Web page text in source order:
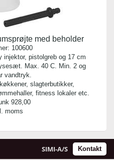
med beholder
100600
injektor, pistolgreb og 17 cm
Max. 40 C. Min. 2 og
vandtryk.
slagterbutikker,
fitness lokaler etc.
928,00
moms
Kontakt
SIMI-A/S